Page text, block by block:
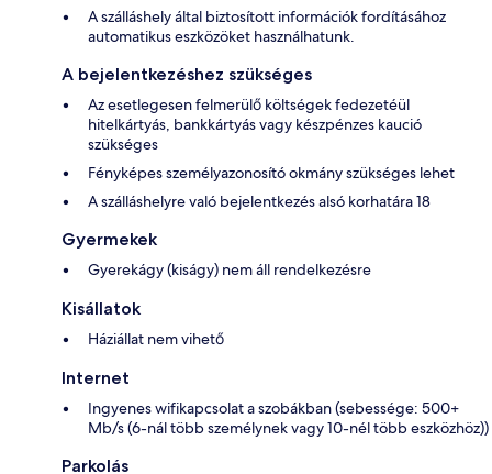
A szálláshely által biztosított információk fordításához
automatikus eszközöket használhatunk.
A bejelentkezéshez szükséges
Az esetlegesen felmerülő költségek fedezetéül
hitelkártyás, bankkártyás vagy készpénzes kaució
szükséges
Fényképes személyazonosító okmány szükséges lehet
A szálláshelyre való bejelentkezés alsó korhatára 18
Gyermekek
Gyerekágy (kiságy) nem áll rendelkezésre
Kisállatok
Háziállat nem vihető
Internet
Ingyenes wifikapcsolat a szobákban (sebessége: 500+
Mb/s (6-nál több személynek vagy 10-nél több eszközhöz))
Parkolás